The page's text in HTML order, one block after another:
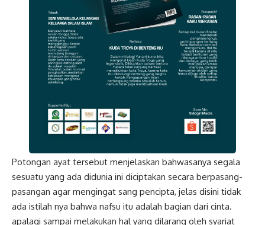
Potongan ayat tersebut menjelaskan bahwasanya segala
sesuatu yang ada didunia ini diciptakan secara berpasang-
pasangan agar mengingat sang pencipta, jelas disini tidak
ada istilah nya bahwa nafsu itu adalah bagian dari cinta.
apalagi sampai melakukan hal yang dilarang oleh syariat